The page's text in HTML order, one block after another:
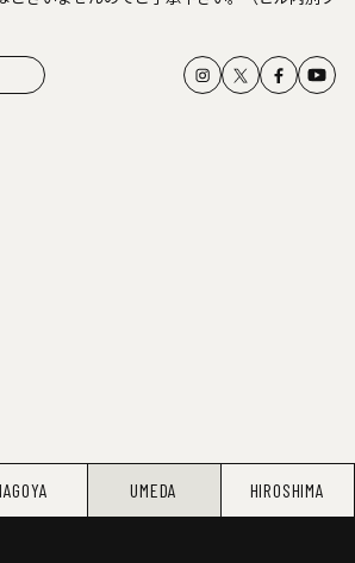
UMEDA HIROSHIMA